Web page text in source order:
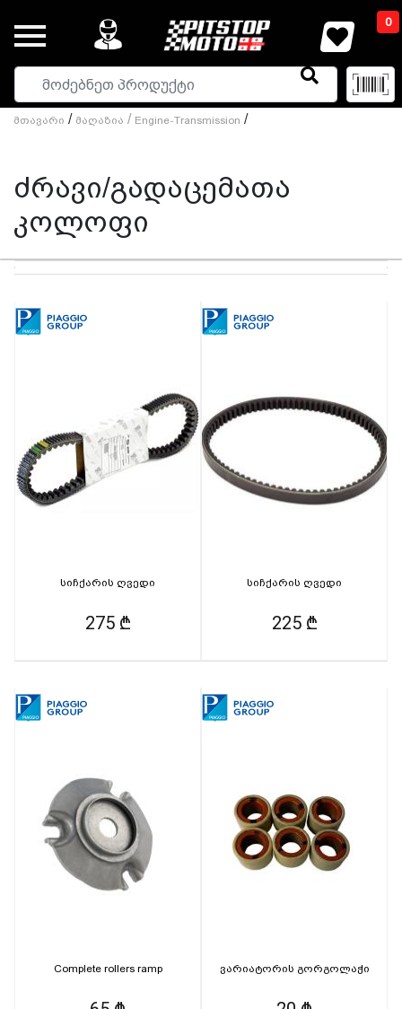
0
Მთავარი / Მაღაზია / Engine-Transmission /
ძრავი/გადაცემათა
კოლოფი
სიჩქარის ღვედი
275 ₾
სიჩქარის ღვედი
225 ₾
Complete rollers ramp ვარიატორის გორგოლაჭი